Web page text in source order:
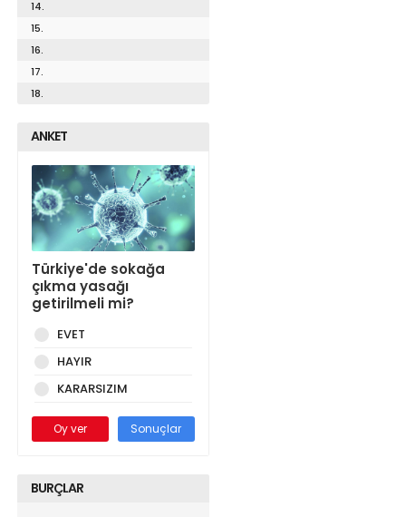
14.
15.
16.
17.
18.
ANKET
Türkiye'de sokağa
çıkma yasağı
getirilmeli mi?
EVET
HAYIR
KARARSIZIM
Oy ver Sonuçlar
BURÇLAR